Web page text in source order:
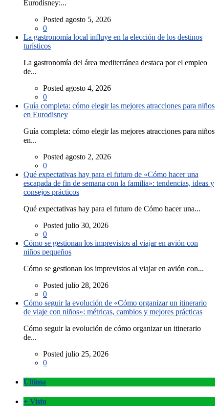
Eurodisney:...
Posted agosto 5, 2026
0
La gastronomía local influye en la elección de los destinos
turísticos
La gastronomía del área mediterránea destaca por el empleo
de...
Posted agosto 4, 2026
0
Guía completa: cómo elegir las mejores atracciones para niños
en Eurodisney
Guía completa: cómo elegir las mejores atracciones para niños
en...
Posted agosto 2, 2026
0
Qué expectativas hay para el futuro de «Cómo hacer una
escapada de fin de semana con la familia»: tendencias, ideas y
consejos prácticos
Qué expectativas hay para el futuro de Cómo hacer una...
Posted julio 30, 2026
0
Cómo se gestionan los imprevistos al viajar en avión con
niños pequeños
Cómo se gestionan los imprevistos al viajar en avión con...
Posted julio 28, 2026
0
Cómo seguir la evolución de «Cómo organizar un itinerario
de viaje con niños»: métricas, cambios y mejores prácticas
Cómo seguir la evolución de cómo organizar un itinerario
de...
Posted julio 25, 2026
0
Última
+ Visto